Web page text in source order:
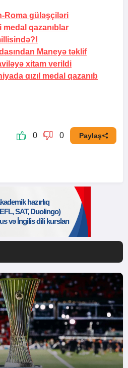
Roma güləşçiləri
qazanıblar
Maneyə təklif
xitam verildi
qızıl medal qazanıb
0 0 Paylaş